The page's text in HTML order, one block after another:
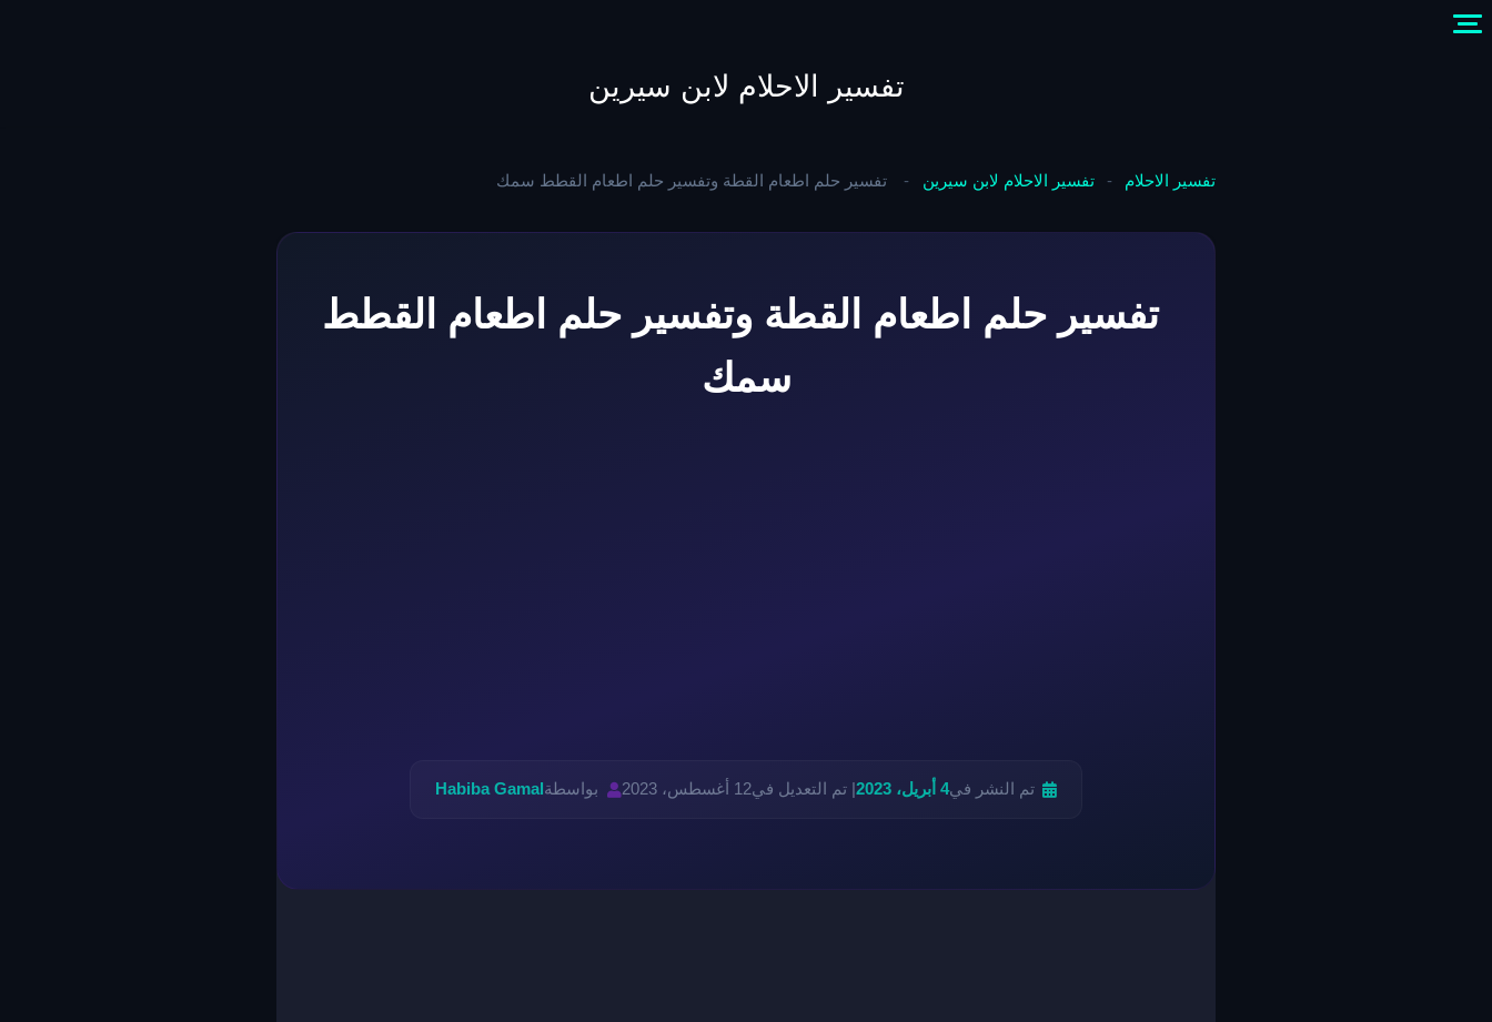
تفسير الاحلام لابن سيرين
تفسير الاحلام - تفسير الاحلام لابن سيرين - تفسير حلم اطعام القطة وتفسير حلم اطعام القطط سمك
تفسير حلم اطعام القطة وتفسير حلم اطعام القطط
سمك
تم النشر في4 أبريل، 2023 | تم التعديل في12 أغسطس، 2023 بواسطةHabiba Gamal